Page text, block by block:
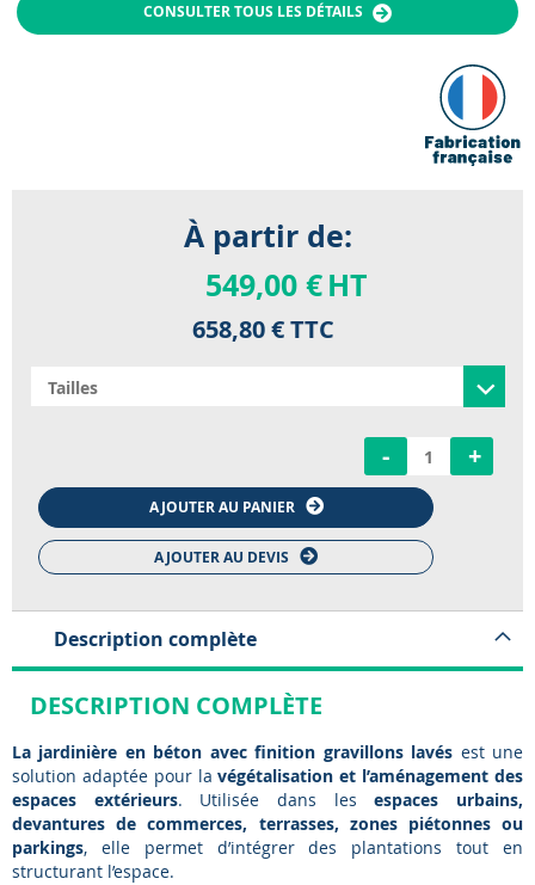
CONSULTER TOUS LES DÉTAILS
À partir de:
549,00 €HT
658,80 €TTC
- +
AJOUTER AU PANIER
AJOUTER AU DEVIS
Description complète
DESCRIPTION COMPLÈTE
La jardinière en béton avec finition gravillons lavés est une
solution adaptée pour lavégétalisation et l’aménagement des
espaces extérieurs. Utilisée dans lesespaces urbains,
devantures de commerces, terrasses, zones piétonnes ou
parkings, elle permet d’intégrer des plantations tout en
structurant l’espace.